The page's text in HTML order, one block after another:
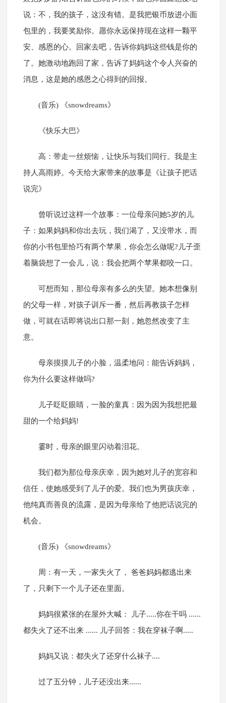
说：不，我的孩子，这没有错。是我把银币放进小面
包里的，我要奖励你。愿你永远保持现在这样一颗平
安、感恩的心。回家去吧，告诉你妈妈这些钱是你的
了。她激动地跑回了家，告诉了妈妈这个令人兴奋的
消息，这是她的感恩之心得到的回报。
(音乐) 《snowdreams》
《快乐大巴》
高：带走一丝烦恼，让快乐与我们同行。我是主
持人高雨婷。今天给大家带来的故事是《让孩子把话
说完》
曾听说过这样一个故事：一位母亲问她5岁的儿
子：如果妈妈和你出去玩，我们渴了，又没带水，而
你的小书包里恰巧有两个苹果，你会怎么做呢?儿子歪
着脑袋想了一会儿，说：我会把两个苹果都咬一口。
可想而知，那位母亲有多么的失望。她本想像别
的父母一样，对孩子训斥一番，然后再教孩子怎样
做，可就在话即将说出口那一刻，她忽然改变了主
意。
母亲摸摸儿子的小脸，温柔地问：能告诉妈妈，
你为什么要这样做吗?
儿子眨眨眼睛，一脸的童真：因为因为我想把最
甜的一个给妈妈!
霎时，母亲的眼里闪动着泪花。
我们都为那位母亲庆幸，因为她对儿子的宽容和
信任，使她感受到了儿子的爱。我们也为男孩庆幸，
他纯真而善良的流露，是因为母亲给了他把话说完的
机会。
(音乐) 《snowdreams》
周：有一天，一家失火了， 爸爸妈妈都逃出来
了，只剩下一个儿子还在里面。
妈妈很紧张的在屋外大喊： 儿子.....你在干吗 ......
都失火了还不出来 ...... 儿子回答：我在穿袜子啊.....
妈妈又说：都失火了还穿什么袜子....
过了五分钟，儿子还没出来......